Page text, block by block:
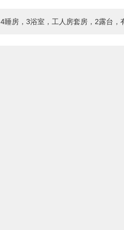
4睡房，3浴室，工人房套房，2露台，